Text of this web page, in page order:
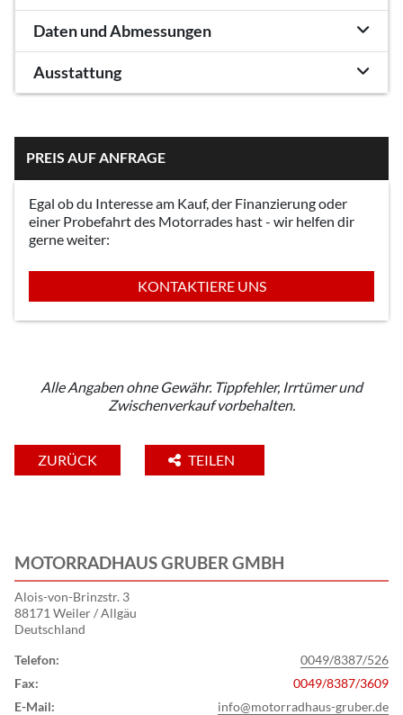
Daten und Abmessungen
Ausstattung
PREIS AUF ANFRAGE
Egal ob du Interesse am Kauf, der Finanzierung oder
einer Probefahrt des Motorrades hast - wir helfen dir
gerne weiter:
KONTAKTIERE UNS
Alle Angaben ohne Gewähr. Tippfehler, Irrtümer und
Zwischenverkauf vorbehalten.
ZURÜCK TEILEN
MOTORRADHAUS GRUBER GMBH
Alois-von-Brinzstr. 3
88171 Weiler / Allgäu
Deutschland
Telefon:
0049/8387/526
Fax:
0049/8387/3609
E-Mail:
info@motorradhaus-gruber.de